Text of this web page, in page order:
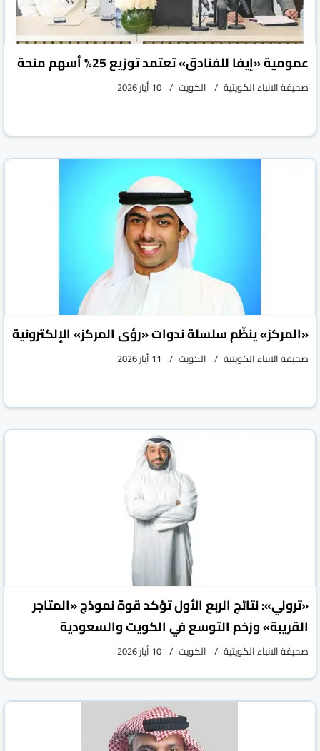
عمومية «إيفا للفنادق» تعتمد توزيع 25% أسهم منحة
صحيفة الانباء الكويتية الكويت 10 أيار 2026
«المركز» ينظّم سلسلة ندوات «رؤى المركز» الإلكترونية
صحيفة الانباء الكويتية الكويت 11 أيار 2026
«ترولي»: نتائج الربع الأول تؤكد قوة نموذج «المتاجر
القريبة» وزخم التوسع في الكويت والسعودية
صحيفة الانباء الكويتية الكويت 10 أيار 2026